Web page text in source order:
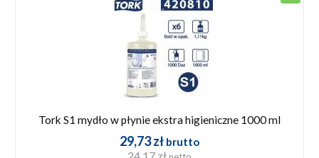
Tork S1 mydło w płynie ekstra higieniczne 1000 ml
29,73 zł brutto